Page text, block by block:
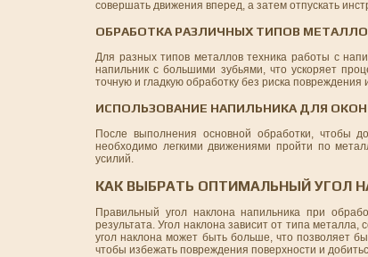
совершать движения вперед, а затем отпускать
ОБРАБОТКА РАЗЛИЧНЫХ ТИПОВ
Для разных типов металлов техника работы с
напильник с большими зубьями, что ускоряет
точную и гладкую обработку без риска повреждения
ИСПОЛЬЗОВАНИЕ НАПИЛЬНИКА ДЛЯ
После выполнения основной обработки, чтобы
необходимо легкими движениями пройти по
усилий.
КАК ВЫБРАТЬ ОПТИМАЛЬНЫЙ УГОЛ
Правильный угол наклона напильника при
результата. Угол наклона зависит от типа
угол наклона может быть больше, что позволяет
чтобы избежать повреждения поверхности и